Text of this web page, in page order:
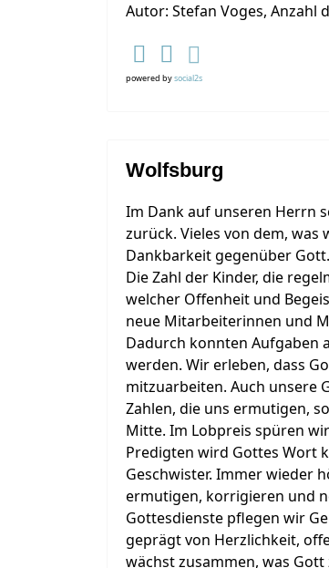
Autor: Stefan Voges, Anzahl
powered bysocial2s
Wolfsburg
Im Dank auf unseren Herrn
zurück. Vieles von dem,
Dankbarkeit gegenüber
Die Zahl der Kinder, die
welcher Offenheit und
neue Mitarbeiterinnen und
Dadurch konnten Aufgaben
werden. Wir erleben, dass
mitzuarbeiten. Auch unsere
Zahlen, die uns ermutigen,
Mitte. Im Lobpreis spüren
Predigten wird Gottes Wort
Geschwister. Immer wieder
ermutigen, korrigieren und
Gottesdienste pflegen wir
geprägt von Herzlichkeit,
wächst zusammen, was